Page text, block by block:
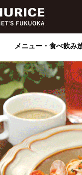
メニュー・食べ飲み